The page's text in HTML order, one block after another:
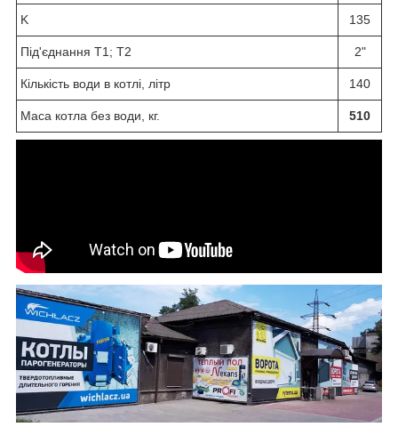
K 135
Під'єднання Т1; Т2 2"
Кількість води в котлі, літр 140
Маса котла без води, кг. 510